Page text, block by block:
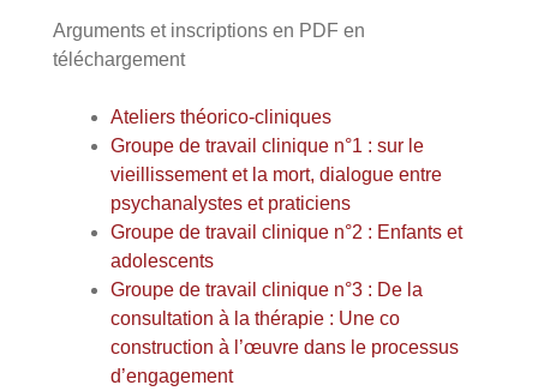
Arguments et inscriptions en PDF en
téléchargement
Ateliers théorico-cliniques
Groupe de travail clinique n°1 : sur le
vieillissement et la mort, dialogue entre
psychanalystes et praticiens
Groupe de travail clinique n°2 : Enfants et
adolescents
Groupe de travail clinique n°3 : De la
consultation à la thérapie : Une co
construction à l’œuvre dans le processus
d’engagement